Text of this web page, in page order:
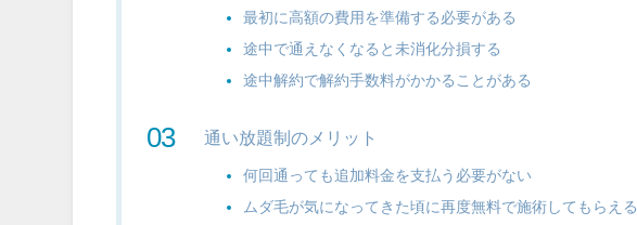
最初に高額の費用を準備する必要がある
途中で通えなくなると未消化分損する
途中解約で解約手数料がかかることがある
通い放題制のメリット
何回通っても追加料金を支払う必要がない
ムダ毛が気になってきた頃に再度無料で施術してもらえる